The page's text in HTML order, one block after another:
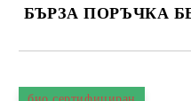
БЪРЗА ПОРЪЧКА